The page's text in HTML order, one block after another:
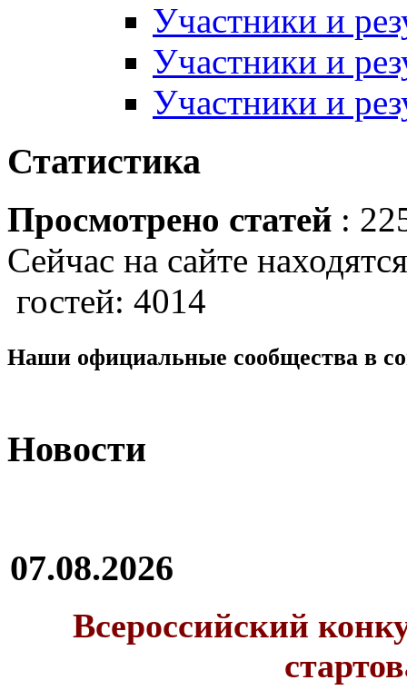
Участники и
Участники и
Участники и
Статистика
Просмотрено статей :
Сейчас на сайте
гостей: 4014
Наши официальные сообщества в
Новости
07.08.2026
Всероссийский